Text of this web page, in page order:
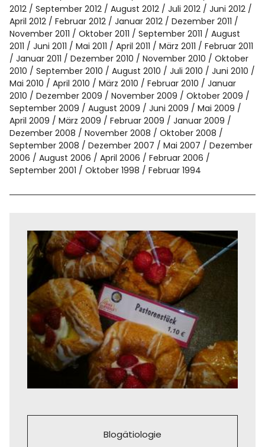
2012
September 2012 August 2012 Juli 2012
Juni 2012
April 2012
Februar 2012 Januar 2012
Dezember 2011
November 2011
Oktober 2011 September 2011
August
2011
Juni 2011 Mai 2011 April 2011 März 2011
Februar 2011
Januar 2011
Dezember 2010 November 2010
Oktober
2010
September 2010 August 2010 Juli 2010
Juni 2010
Mai 2010
April 2010 März 2010 Februar 2010
Januar
2010
Dezember 2009 November 2009
Oktober 2009
September 2009
August 2009 Juni 2009
Mai 2009
April 2009
März 2009 Februar 2009
Januar 2009
Dezember 2008
November 2008
Oktober 2008
September 2008
Dezember 2007 Mai 2007
Dezember
2006
August 2006 April 2006
Februar 2006
September 2001
Oktober 1998 Februar 1994
Blogätiologie